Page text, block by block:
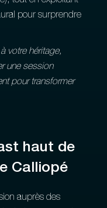
pour surprendre
votre héritage,
une session
pour transformer
haut de
Calliopé
auprès des